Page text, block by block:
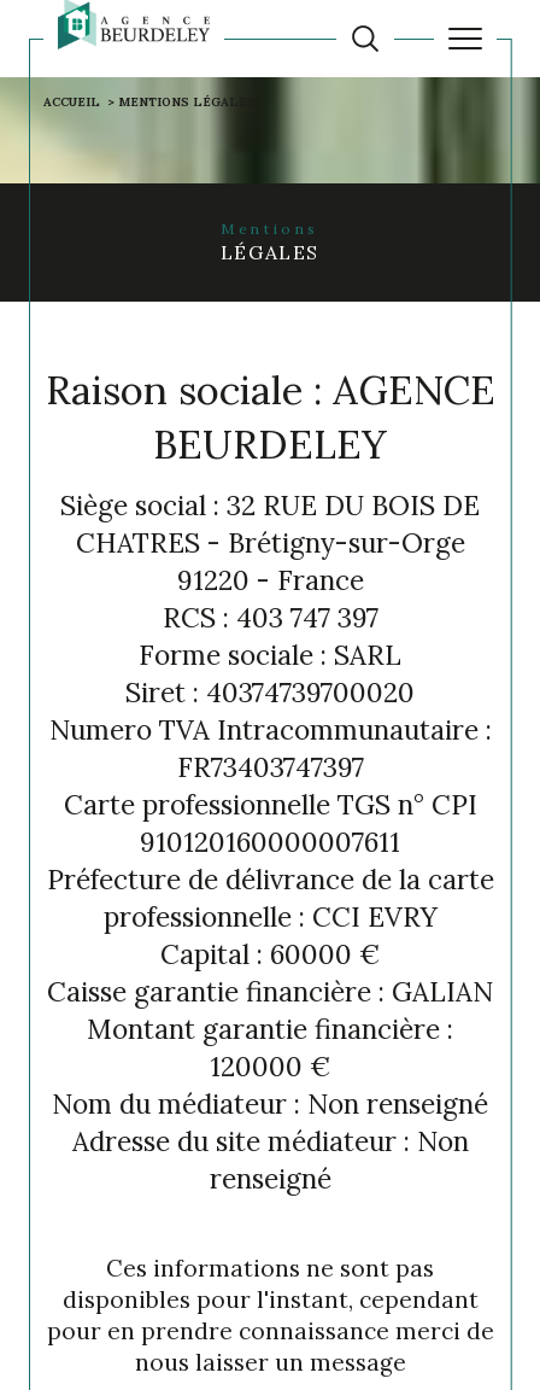
ACCUEIL MENTIONS LÉGALES
Mentions
LÉGALES
Raison sociale : AGENCE
BEURDELEY
Siège social : 32 RUE DU BOIS DE
CHATRES - Brétigny-sur-Orge
91220 - France
RCS : 403 747 397
Forme sociale : SARL
Siret : 40374739700020
Numero TVA Intracommunautaire :
FR73403747397
Carte professionnelle TGS n° CPI
910120160000007611
Préfecture de délivrance de la carte
professionnelle : CCI EVRY
Capital : 60000 €
Caisse garantie financière : GALIAN
Montant garantie financière :
120000 €
Nom du médiateur : Non renseigné
Adresse du site médiateur : Non
renseigné
Ces informations ne sont pas
disponibles pour l'instant, cependant
pour en prendre connaissance merci de
nous laisser un message